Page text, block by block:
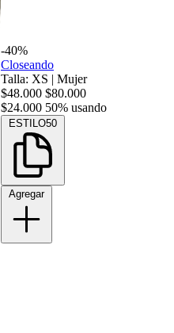
-40%
Closeando
Talla: XS | Mujer
$48.000 $80.000
$24.000 50% usando
ESTILO50
Agregar